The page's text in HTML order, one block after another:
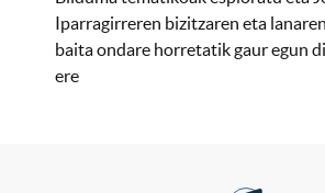
Iparragirreren bizitzaren eta
baita ondare horretatik gaur egun
ere